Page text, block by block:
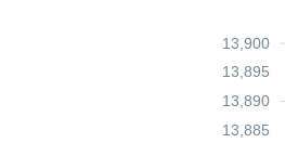
13,885
13,890
13,895
13,900